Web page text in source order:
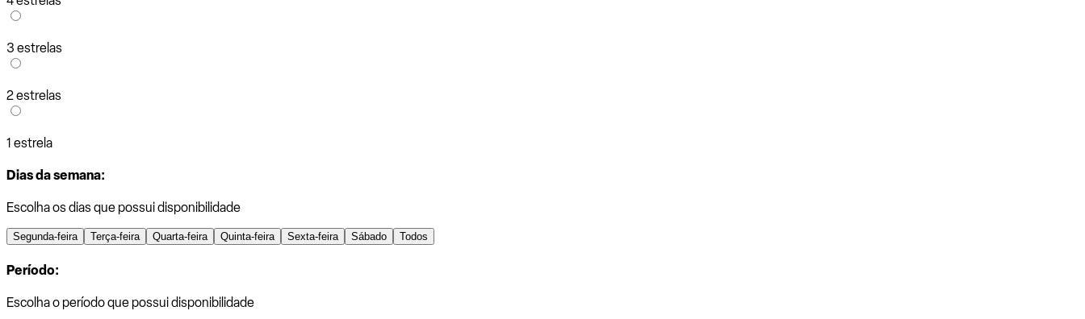
3 estrelas
2 estrelas
1 estrela
Dias da semana:
Escolha os dias que possui disponibilidade
Segunda-feira Terça-feira Quarta-feira Quinta-feira Sexta-feira Sábado Todos
Período:
Escolha o período que possui disponibilidade